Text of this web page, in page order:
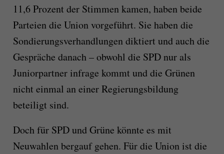
11,6 Prozent der Stimmen kamen, haben beide
Parteien die Union vorgeführt. Sie haben die
Sondierungsverhandlungen diktiert und auch die
Gespräche danach – obwohl die SPD nur als
Juniorpartner infrage kommt und die Grünen
nicht einmal an einer Regierungsbildung
beteiligt sind.
Doch für SPD und Grüne könnte es mit
Neuwahlen bergauf gehen. Für die Union ist die